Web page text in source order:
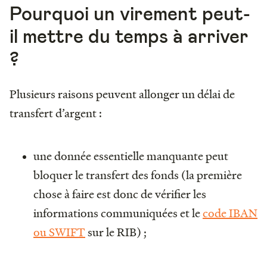
Pourquoi un virement peut-
il mettre du temps à arriver
?
Plusieurs raisons peuvent allonger un délai de
transfert d’argent :
une donnée essentielle manquante peut
bloquer le transfert des fonds (la première
chose à faire est donc de vérifier les
informations communiquées et lecode IBAN
ou SWIFTsur le RIB) ;